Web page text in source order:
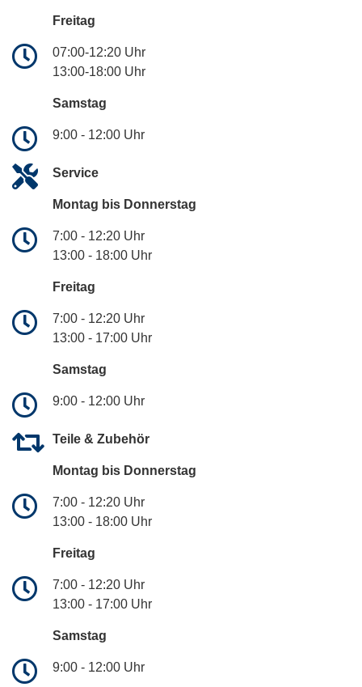
Freitag
07:00-12:20 Uhr
13:00-18:00 Uhr
Samstag
9:00 - 12:00 Uhr
Service
Montag bis Donnerstag
7:00 - 12:20 Uhr
13:00 - 18:00 Uhr
Freitag
7:00 - 12:20 Uhr
13:00 - 17:00 Uhr
Samstag
9:00 - 12:00 Uhr
Teile & Zubehör
Montag bis Donnerstag
7:00 - 12:20 Uhr
13:00 - 18:00 Uhr
Freitag
7:00 - 12:20 Uhr
13:00 - 17:00 Uhr
Samstag
9:00 - 12:00 Uhr